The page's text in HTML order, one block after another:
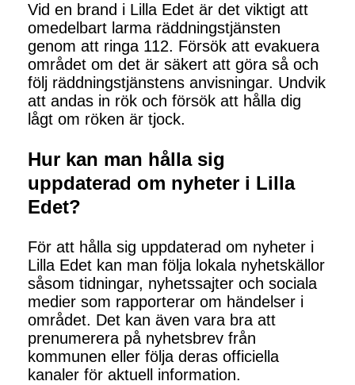
Vid en brand i Lilla Edet är det viktigt att
omedelbart larma räddningstjänsten
genom att ringa 112. Försök att evakuera
området om det är säkert att göra så och
följ räddningstjänstens anvisningar. Undvik
att andas in rök och försök att hålla dig
lågt om röken är tjock.
Hur kan man hålla sig
uppdaterad om nyheter i Lilla
Edet?
För att hålla sig uppdaterad om nyheter i
Lilla Edet kan man följa lokala nyhetskällor
såsom tidningar, nyhetssajter och sociala
medier som rapporterar om händelser i
området. Det kan även vara bra att
prenumerera på nyhetsbrev från
kommunen eller följa deras officiella
kanaler för aktuell information.